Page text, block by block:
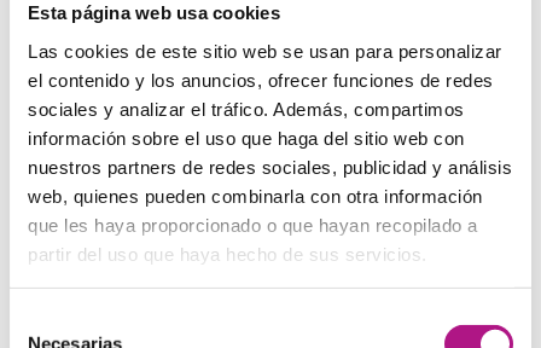
Esta página web usa cookies
Las cookies de este sitio web se usan para personalizar
el contenido y los anuncios, ofrecer funciones de redes
sociales y analizar el tráfico. Además, compartimos
información sobre el uso que haga del sitio web con
nuestros partners de redes sociales, publicidad y análisis
web, quienes pueden combinarla con otra información
que les haya proporcionado o que hayan recopilado a
partir del uso que haya hecho de sus servicios.
Necesarias
Con nuestro método
excusaspara hablar inglés desde el minuto cero.